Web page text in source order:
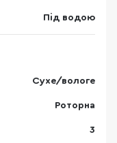
Під водою
Сухе/вологе
Роторна
3